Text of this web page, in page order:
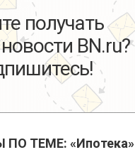
получать
BN.ru?
ТЕМЕ: «Ипотека»